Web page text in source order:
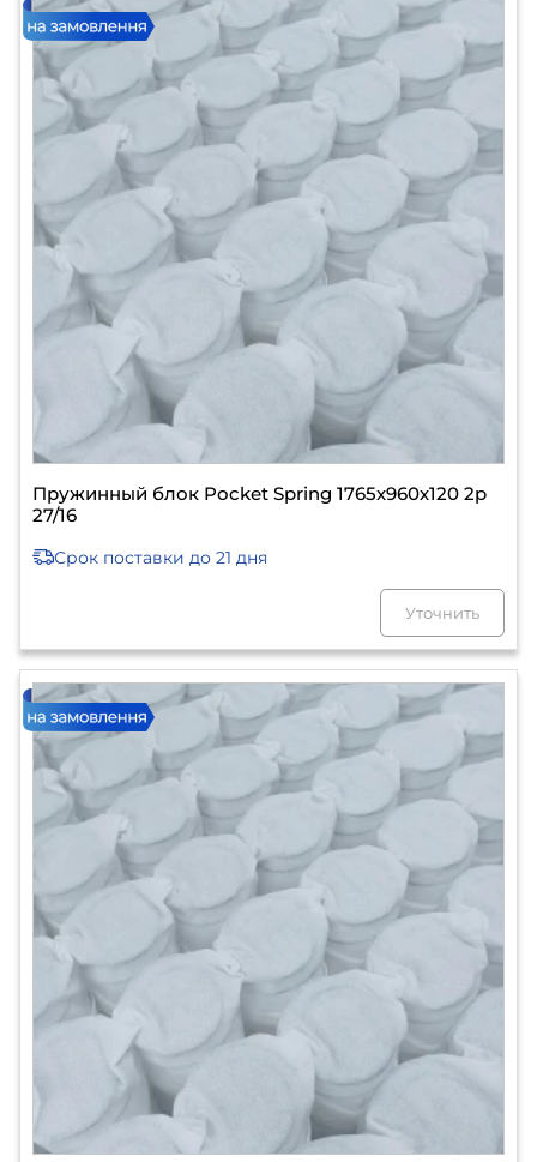
Пружинный блок Pocket Spring 1765х960х120 2р
27/16
Срок поставки до 21 дня
Уточнить